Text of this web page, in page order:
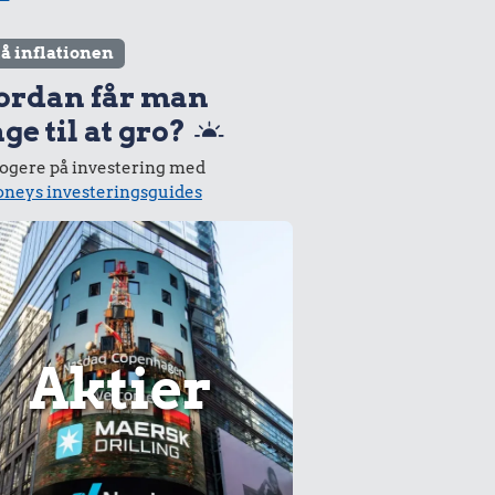
inflationen
får man
til at gro?
på investering med
investeringsguides
Aktier